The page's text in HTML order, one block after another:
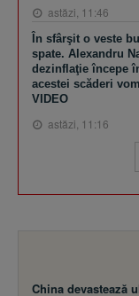
astăzi, 11:46
În sfârşit o veste
spate. Alexandru
dezinflaţie începe
acestei scăderi
VIDEO
astăzi, 11:16
China devastează